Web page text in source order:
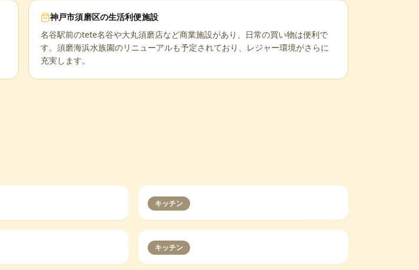
神戸市須磨区の生活利便施設
名谷駅前のtete名谷や大丸須磨店など商業施設があり、日常の買い物は便利で
す。須磨海浜水族園のリニューアルも予定されており、レジャー環境がさらに
充実します。
キッチン
キッチン